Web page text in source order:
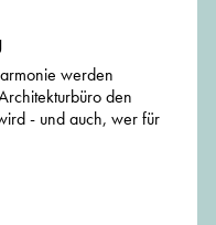
werden
den
- und auch, wer für